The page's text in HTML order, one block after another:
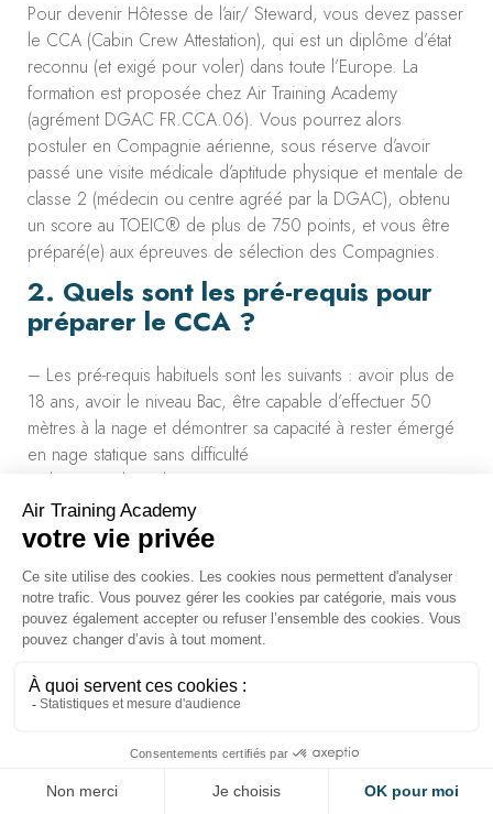
Pour devenir Hôtesse de l’air/ Steward, vous devez passer
le CCA (Cabin Crew Attestation), qui est un diplôme d’état
reconnu (et exigé pour voler) dans toute l’Europe. La
formation est proposée chez Air Training Academy
(agrément DGAC FR.CCA.06). Vous pourrez alors
postuler en Compagnie aérienne, sous réserve d’avoir
passé une visite médicale d’aptitude physique et mentale de
classe 2 (médecin ou centre agréé par la DGAC), obtenu
un score au TOEIC® de plus de 750 points, et vous être
préparé(e) aux épreuves de sélection des Compagnies.
2. Quels sont les pré-requis pour
préparer le CCA ?
– Les pré-requis habituels sont les suivants : avoir plus de
18 ans, avoir le niveau Bac, être capable d’effectuer 50
mètres à la nage et démontrer sa capacité à rester émergé
en nage statique sans difficulté
– Il n’y pas d’âge limite
3. Comment se déroule la
formation au CCA?
La formation se compose de deux parties :
– Une partie théorique (18 jours) qui couvre 9 modules
gestion des passagers,…), sanctionnée par un examen sur
ordinateur, sous forme de QCM, auquel il faut donner plus
– Une fois la Théorie validée, vous ferez le stage Pratique
(7 jours), sanctionné par l’examen Pratique qui a lieu au